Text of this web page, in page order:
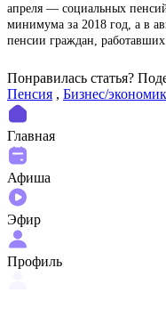
апреля — социальных
минимума за 2018 год, а в
пенсии граждан,
Понравилась статья?
Пенсия , Бизнес/
Главная
Афиша
Эфир
Профиль